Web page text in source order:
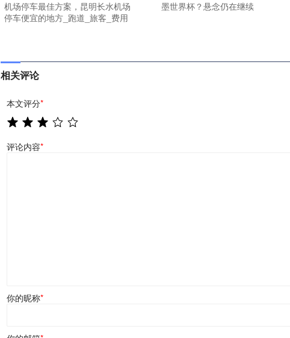
机场停车最佳方案，昆明长水机场
停车便宜的地方_跑道_旅客_费用
墨世界杯？悬念仍在继续
相关评论
本文评分*
评论内容*
你的昵称*